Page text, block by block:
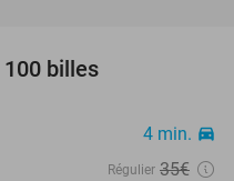
billes
4 min. directions_car
Régulier 35€